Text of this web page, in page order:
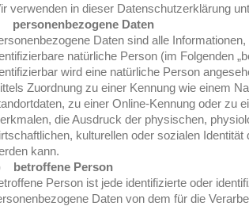
verwenden in dieser Datenschutzerklärung
personenbezogene Daten
Daten sind alle
natürliche Person (im Folgenden
wird eine natürliche Person
Zuordnung zu einer Kennung wie einem
zu einer Online-Kennung oder zu
die Ausdruck der physischen,
kulturellen oder sozialen
kann.
betroffene Person
Person ist jede identifizierte oder
Daten von dem für die